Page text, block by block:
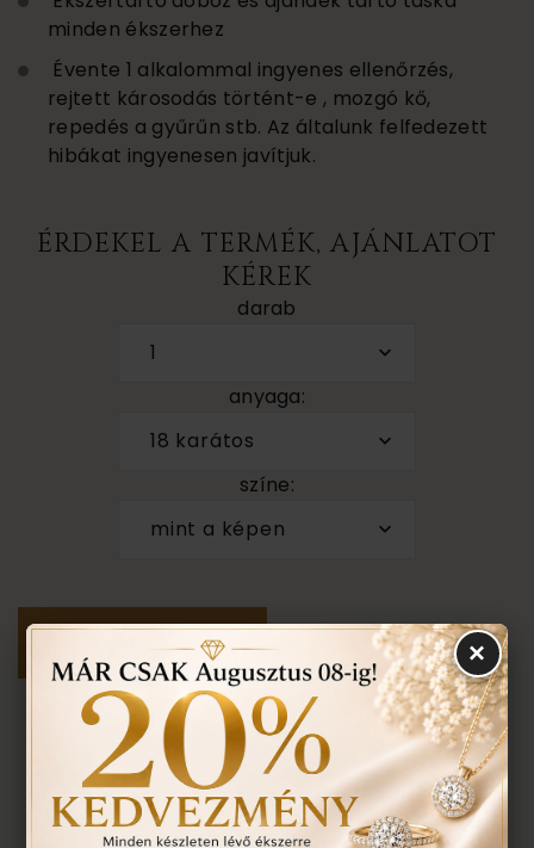
minden ékszerhez
Évente 1 alkalommal ingyenes ellenőrzés,
rejtett károsodás történt-e , mozgó kő,
repedés a gyűrűn stb. Az általunk felfedezett
hibákat ingyenesen javítjuk.
ÉRDEKEL A TERMÉK, AJÁNLATOT
KÉREK
darab
1
anyaga:
18 karátos
színe:
mint a képen
Személyes megtekintés a Budapest VII. kerület,
Király u. 1/b címen található üzletünkben történik.
VISSZA A TERMÉKEKHEZ
×